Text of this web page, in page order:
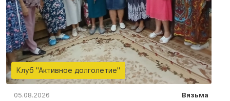
Клуб "Активное долголетие"
05.08.2026 Вязьма